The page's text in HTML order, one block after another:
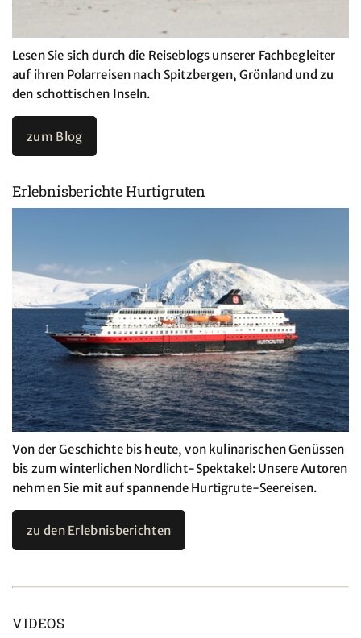
Lesen Sie sich durch die Reiseblogs unserer Fachbegleiter
auf ihren Polarreisen nach Spitzbergen, Grönland und zu
den schottischen Inseln.
zum Blog
Erlebnisberichte Hurtigruten
Von der Geschichte bis heute, von kulinarischen Genüssen
bis zum winterlichen Nordlicht-Spektakel: Unsere Autoren
nehmen Sie mit auf spannende Hurtigrute-Seereisen.
zu den Erlebnisberichten
VIDEOS